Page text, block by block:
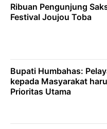
Ribuan Pengunjung
Festival Joujou Toba
Bupati Humbahas:
kepada Masyarakat
Prioritas Utama